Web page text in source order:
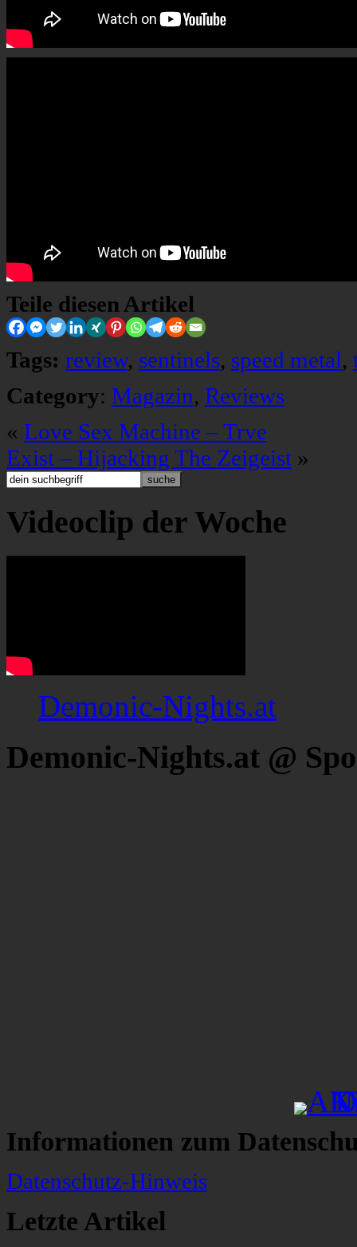
Teile diesen Artikel
Tags: review, sentinels, speed metal,
Category: Magazin, Reviews
« Love Sex Machine – Trve
Exist – Hijacking The Zeigeist »
Videoclip der Woche
Demonic-Nights.at
Demonic-Nights.at @
Informationen zum
Datenschutz-Hinweis
Letzte Artikel